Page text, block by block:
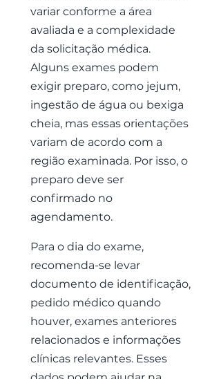
variar conforme a área
avaliada e a complexidade
da solicitação médica.
Alguns exames podem
exigir preparo, como jejum,
ingestão de água ou bexiga
cheia, mas essas orientações
variam de acordo com a
região examinada. Por isso, o
preparo deve ser
confirmado no
agendamento.
Para o dia do exame,
recomenda-se levar
documento de identificação,
pedido médico quando
houver, exames anteriores
relacionados e informações
clínicas relevantes. Esses